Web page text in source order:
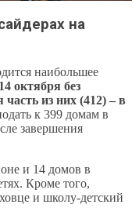
на
наибольшее
октября без
из них (412) – в
к 399 домам в
завершения
и 14 домов в
Кроме того,
и школу-детский